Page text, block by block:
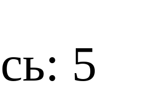
5